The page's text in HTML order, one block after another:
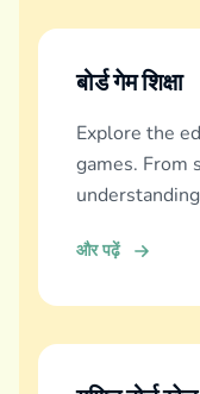
बोर्ड गेम शिक्षा
Explore the
games. From
और पढ़ें